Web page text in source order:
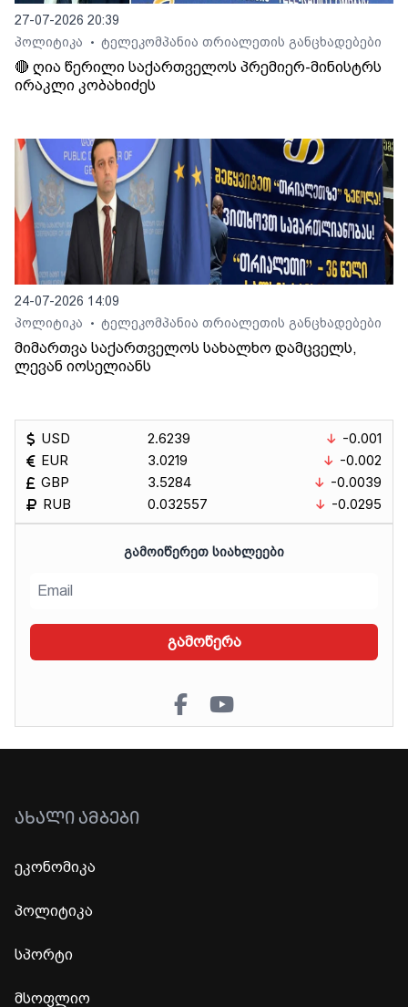
27-07-2026 20:39
პოლიტიკა
• ტელეკომპანია თრიალეთის განცხადებები
🔴 ღია წერილი საქართველოს პრემიერ-მინისტრს
ირაკლი კობახიძეს
24-07-2026 14:09
პოლიტიკა
• ტელეკომპანია თრიალეთის განცხადებები
მიმართვა საქართველოს სახალხო დამცველს,
ლევან იოსელიანს
USD
EUR
GBP
RUB
2.6239
3.0219
3.5284
0.032557
-0.001
-0.002
-0.0039
-0.0295
ᲒᲐᲛᲝᲘᲬᲔᲠᲔᲗ ᲡᲘᲐᲮᲚᲔᲔᲑᲘ
გამოწერა
ᲐᲮᲐᲚᲘ ᲐᲛᲑᲔᲑᲘ
ეკონომიკა
პოლიტიკა
სპორტი
მსოფლიო